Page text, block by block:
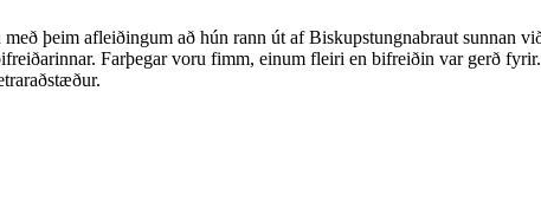
þeim afleiðingum að hún rann út af Biskupstungnabraut sunnan
Farþegar voru fimm, einum fleiri en bifreiðin var gerð